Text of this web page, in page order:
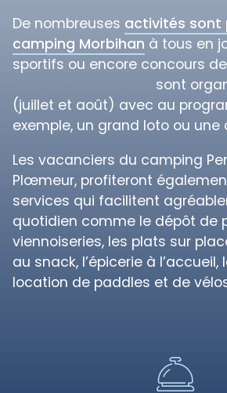
De nombreuses activités sont
camping Morbihan à tous en
sportifs ou encore concours
sont
(juillet et août) avec au
exemple, un grand loto ou une
Les vacanciers du camping
Plœmeur, profiteront
services qui facilitent
quotidien comme le dépôt de
viennoiseries, les plats sur
au snack, l’épicerie à
location de paddles et de